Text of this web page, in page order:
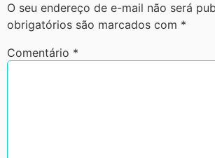
O seu endereço de e-mail não será
obrigatórios são marcados com *
Comentário *